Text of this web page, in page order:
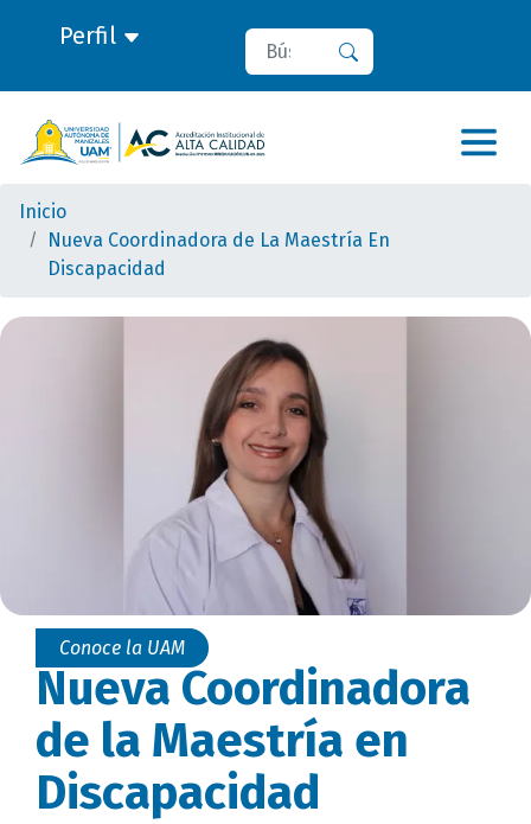
Perfil Buscar
Inicio
Nueva Coordinadora de La Maestría En
Discapacidad
Conoce la UAM
Nueva Coordinadora
de la Maestría en
Discapacidad